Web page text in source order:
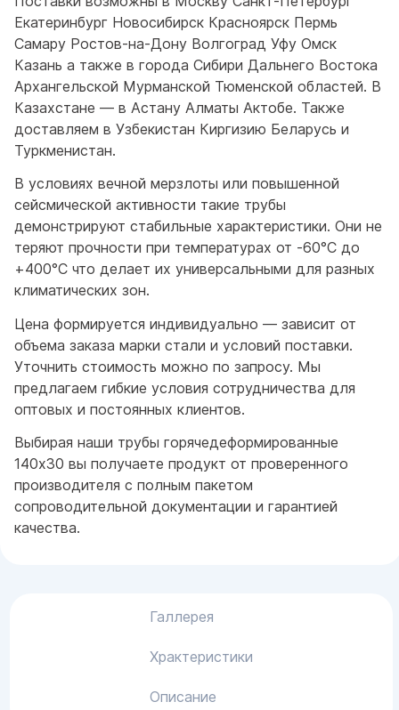
Екатеринбург Новосибирск Красноярск Пермь
Самару Ростов-на-Дону Волгоград Уфу Омск
Казань а также в города Сибири Дальнего Востока
Архангельской Мурманской Тюменской областей. В
Казахстане — в Астану Алматы Актобе. Также
доставляем в Узбекистан Киргизию Беларусь и
Туркменистан.
В условиях вечной мерзлоты или повышенной
сейсмической активности такие трубы
демонстрируют стабильные характеристики. Они не
теряют прочности при температурах от -60°C до
+400°C что делает их универсальными для разных
климатических зон.
Цена формируется индивидуально — зависит от
объема заказа марки стали и условий поставки.
Уточнить стоимость можно по запросу. Мы
предлагаем гибкие условия сотрудничества для
оптовых и постоянных клиентов.
Выбирая наши трубы горячедеформированные
140x30 вы получаете продукт от проверенного
производителя с полным пакетом
сопроводительной документации и гарантией
качества.
Галлерея
Храктеристики
Описание